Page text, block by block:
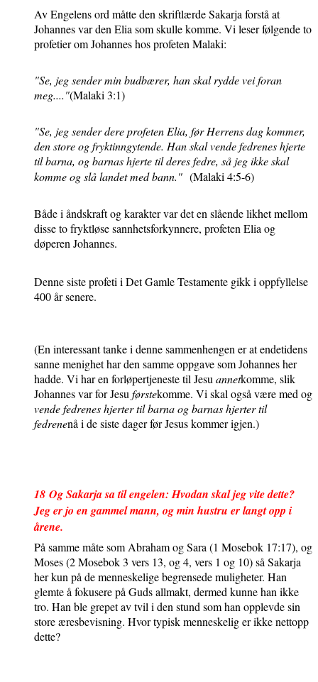
Av Engelens ord måtte den skriftlærde Sakarja forstå at
Johannes var den Elia som skulle komme. Vi leser følgende to
profetier om Johannes hos profeten Malaki:
"Se, jeg sender min budbærer, han skal rydde vei foran
meg...."(Malaki 3:1)
"Se, jeg sender dere profeten Elia, før Herrens dag kommer,
den store og fryktinngytende. Han skal vende fedrenes hjerte
til barna, og barnas hjerte til deres fedre, så jeg ikke skal
komme og slå landet med bann." (Malaki 4:5-6)
Både i åndskraft og karakter var det en slående likhet mellom
disse to fryktløse sannhetsforkynnere, profeten Elia og
døperen Johannes.
Denne siste profeti i Det Gamle Testamente gikk i oppfyllelse
400 år senere.
(En interessant tanke i denne sammenhengen er at endetidens
sanne menighet har den samme oppgave som Johannes her
hadde. Vi har en forløpertjeneste til Jesu annetkomme, slik
Johannes var for Jesu førstekomme. Vi skal også være med og
vende fedrenes hjerter til barna og barnas hjerter til
fedrenenå i de siste dager før Jesus kommer igjen.)
18 Og Sakarja sa til engelen: Hvodan skal jeg vite dette?
Jeg er jo en gammel mann, og min hustru er langt opp i
årene.
På samme måte som Abraham og Sara (1 Mosebok 17:17), og
Moses (2 Mosebok 3 vers 13, og 4, vers 1 og 10) så Sakarja
her kun på de menneskelige begrensede muligheter. Han
glemte å fokusere på Guds allmakt, dermed kunne han ikke
tro. Han ble grepet av tvil i den stund som han opplevde sin
store æresbevisning. Hvor typisk menneskelig er ikke nettopp
dette?